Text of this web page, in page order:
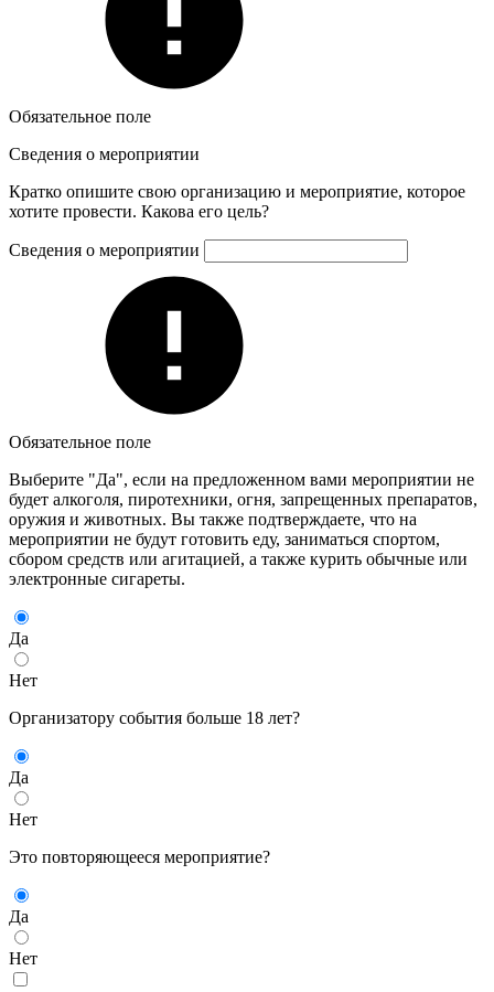
Обязательное поле
Сведения о мероприятии
Кратко опишите свою организацию и мероприятие, которое
хотите провести. Какова его цель?
Сведения о мероприятии
Обязательное поле
Выберите "Да", если на предложенном вами мероприятии не
будет алкоголя, пиротехники, огня, запрещенных препаратов,
оружия и животных. Вы также подтверждаете, что на
мероприятии не будут готовить еду, заниматься спортом,
сбором средств или агитацией, а также курить обычные или
электронные сигареты.
Да
Нет
Организатору события больше 18 лет?
Да
Нет
Это повторяющееся мероприятие?
Да
Нет